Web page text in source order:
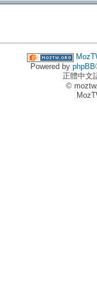
Powered by phpBB
正體中文
©